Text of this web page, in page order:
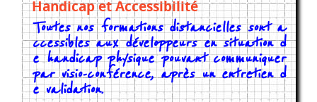
Handicap et Accessibilité
Toutes nos formations distancielles sont a
ccessibles aux développeurs en situation d
e handicap physique pouvant communiquer
par visio-conférence, après un entretien d
e validation.